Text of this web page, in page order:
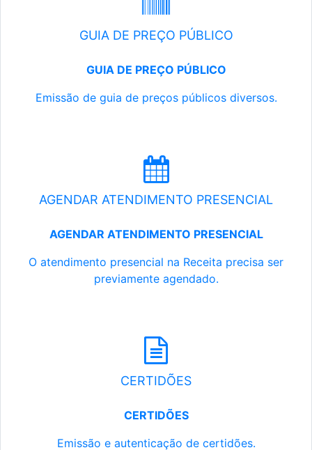
GUIA DE PREÇO PÚBLICO
GUIA DE PREÇO PÚBLICO
Emissão de guia de preços públicos diversos.
AGENDAR ATENDIMENTO PRESENCIAL
AGENDAR ATENDIMENTO PRESENCIAL
O atendimento presencial na Receita precisa ser
previamente agendado.
CERTIDÕES
CERTIDÕES
Emissão e autenticação de certidões.